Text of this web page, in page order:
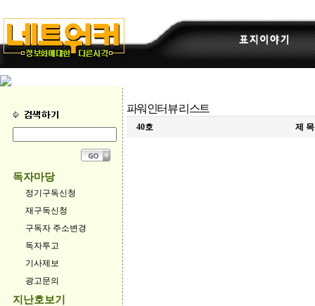
독자마당
정기구독신청
재구독신청
구독자 주소변경
독자투고
기사제보
광고문의
지난호보기
파워인터뷰 리스트
40호 제 목